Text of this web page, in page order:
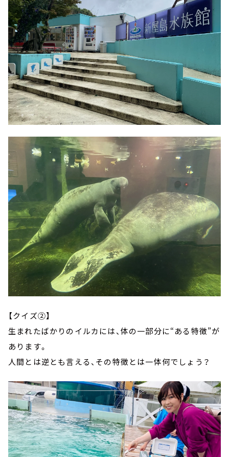
【クイズ②】
生まれたばかりのイルカには、体の一部分に“ある特徴”が
あります。
人間とは逆とも言える、その特徴とは一体何でしょう？